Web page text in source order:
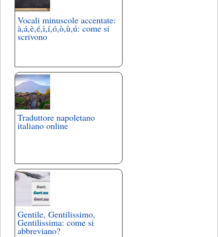
Vocali minuscole accentate:
à,á,è,é,ì,í,ó,ò,ù,ú: come si
scrivono
Traduttore napoletano
italiano online
Gentile, Gentilissimo,
Gentilissima: come si
abbreviano?